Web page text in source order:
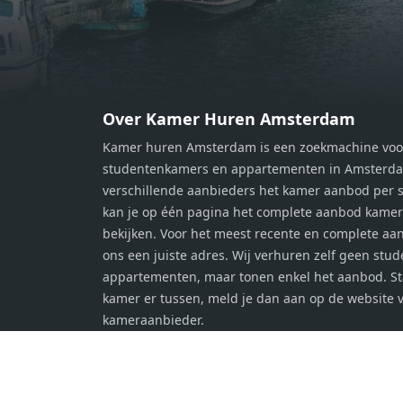
werkplek, een logeerkamer of een
persoonlijke slaapkamer. De
gemak en privacy. Gelegen in een
op een perfecte locatie. Winkels,
naar Amsterdam zijn allemaal
binnen handbereik. Bovendien
geniet je hier van de unieke
combinatie van stedelijke
voorzieningen en de ontspanning
van een serene woonomgeving. Ben
op
van
Over Kamer Huren Amsterdam
Kamer huren Amsterdam is een zoekmachine
studentenkamers en appartementen in
verschillende aanbieders het kamer aanbod per
kan je op één pagina het complete aanbod
bekijken. Voor het meest recente en complete
ons een juiste adres. Wij verhuren zelf geen
appartementen, maar tonen enkel het aanbod.
kamer er tussen, meld je dan aan op de website
kameraanbieder.